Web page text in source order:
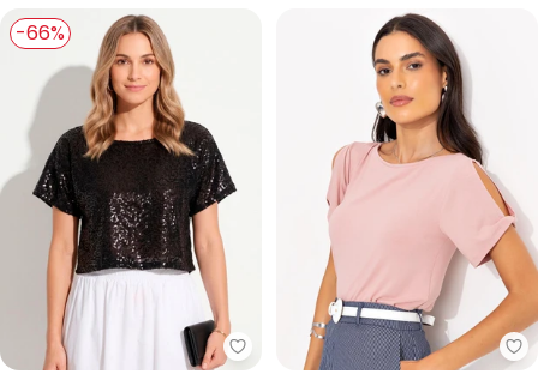
-66%
Quintess - Blusa em Paetê